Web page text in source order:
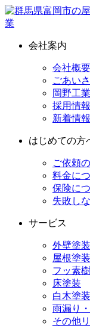
会社案内
会社概要
ごあい
岡野工
採用情報
新着情報
はじめての方
ご依頼
料金に
保険に
失敗し
サービス
外壁塗
屋根塗
フッ素
床塗装
白木塗装
雨漏り
その他